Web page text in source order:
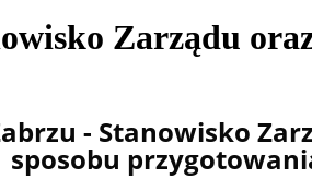
Zarządu
- Stanowisko
sposobu